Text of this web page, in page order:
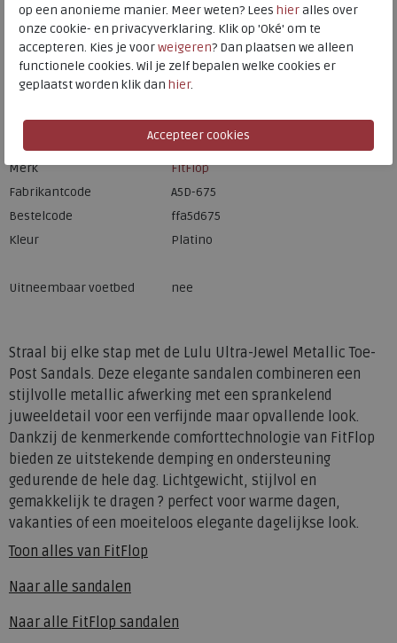
Straal bij elke stap met de Lulu Ultra-Jewel Metallic Toe-
Post Sandals. Deze elegante sandalen combineren een
stijlvolle metallic afwerking met een sprankelend
juweeldetail voor een verfijnde maar opvallende look.
Dankzij de kenmerkende comforttechnologie van FitFlop
bieden ze uitstekende demping en ondersteuning
gedurende de hele dag. Lichtgewicht, stijlvol en
gemakkelijk te dragen ? perfect voor warme dagen,
vakanties of een moeiteloos elegante dagelijkse look.
Toon alles van FitFlop
Naar alle sandalen
Naar alle FitFlop sandalen
Alternatieve kleuren
Merk
FitFlop
Fabrikantcode
A5D-675
Bestelcode
ffa5d675
Kleur
Platino
Uitneembaar voetbed nee
op een anonieme manier. Meer weten? Lees hieralles over
onze cookie- en privacyverklaring. Klik op 'Oké' om te
accepteren. Kies je voorweigeren? Dan plaatsen we alleen
functionele cookies. Wil je zelf bepalen welke cookies er
geplaatst worden klik dan hier.